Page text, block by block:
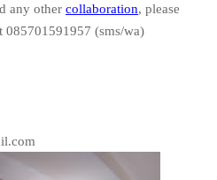
any other collaboration, please
085701591957 (sms/wa)